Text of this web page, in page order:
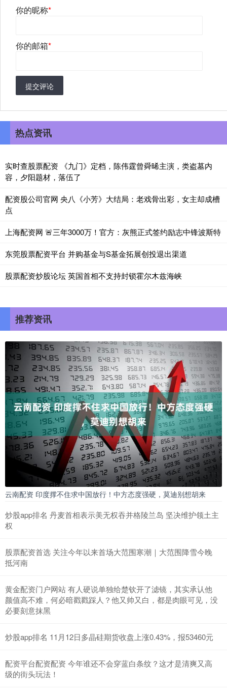
你的昵称*
你的邮箱*
提交评论
热点资讯
实时查股票配资 《九门》定档，陈伟霆曾舜晞主演，类盗墓内
容，夕阳题材，落伍了
配资股公司官网 央八《小芳》大结局：老戏骨出彩，女主却成槽
点
上海配资网 🚨三年3000万！官方：灰熊正式签约励志中锋波斯特
东莞股票配资平台 并购基金与S基金拓展创投退出渠道
股票配资炒股论坛 英国首相不支持封锁霍尔木兹海峡
推荐资讯
云南配资 印度撑不住求中国放行！中方态度强硬，莫迪别想胡来
炒股app排名 丹麦首相表示美无权吞并格陵兰岛 坚决维护领土主
权
股票配资首选 关注今年以来首场大范围寒潮｜大范围降雪今晚
抵河南
黄金配资门户网站 有人硬说单独给楚钦开了滤镜，其实承认他
颜值高不难，何必暗戳戳踩人？他又帅又白，都是肉眼可见，没
必要刻意抹黑
炒股app排名 11月12日多晶硅期货收盘上涨0.43%，报53460元
配资平台配资配资 今年谁还不会穿蓝白条纹？这才是清爽又高
级的街头玩法！